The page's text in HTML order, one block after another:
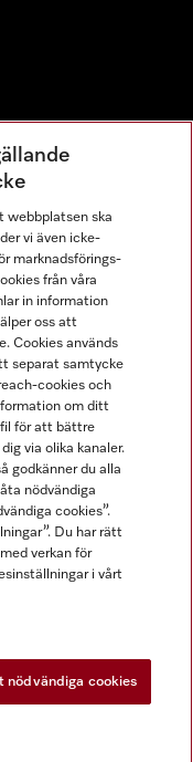
webbplatsen ska
vi även icke-
marknadsförings-
från våra
in information
oss att
Cookies används
separat samtycke
cookies och
om ditt
för att bättre
via olika kanaler.
godkänner du alla
nödvändiga
cookies”.
Du har rätt
verkan för
i vårt
nödvändiga cookies